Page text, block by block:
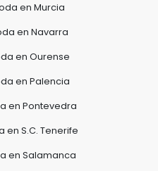
en Murcia
en Navarra
en Ourense
en Palencia
en Pontevedra
S.C. Tenerife
en Salamanca